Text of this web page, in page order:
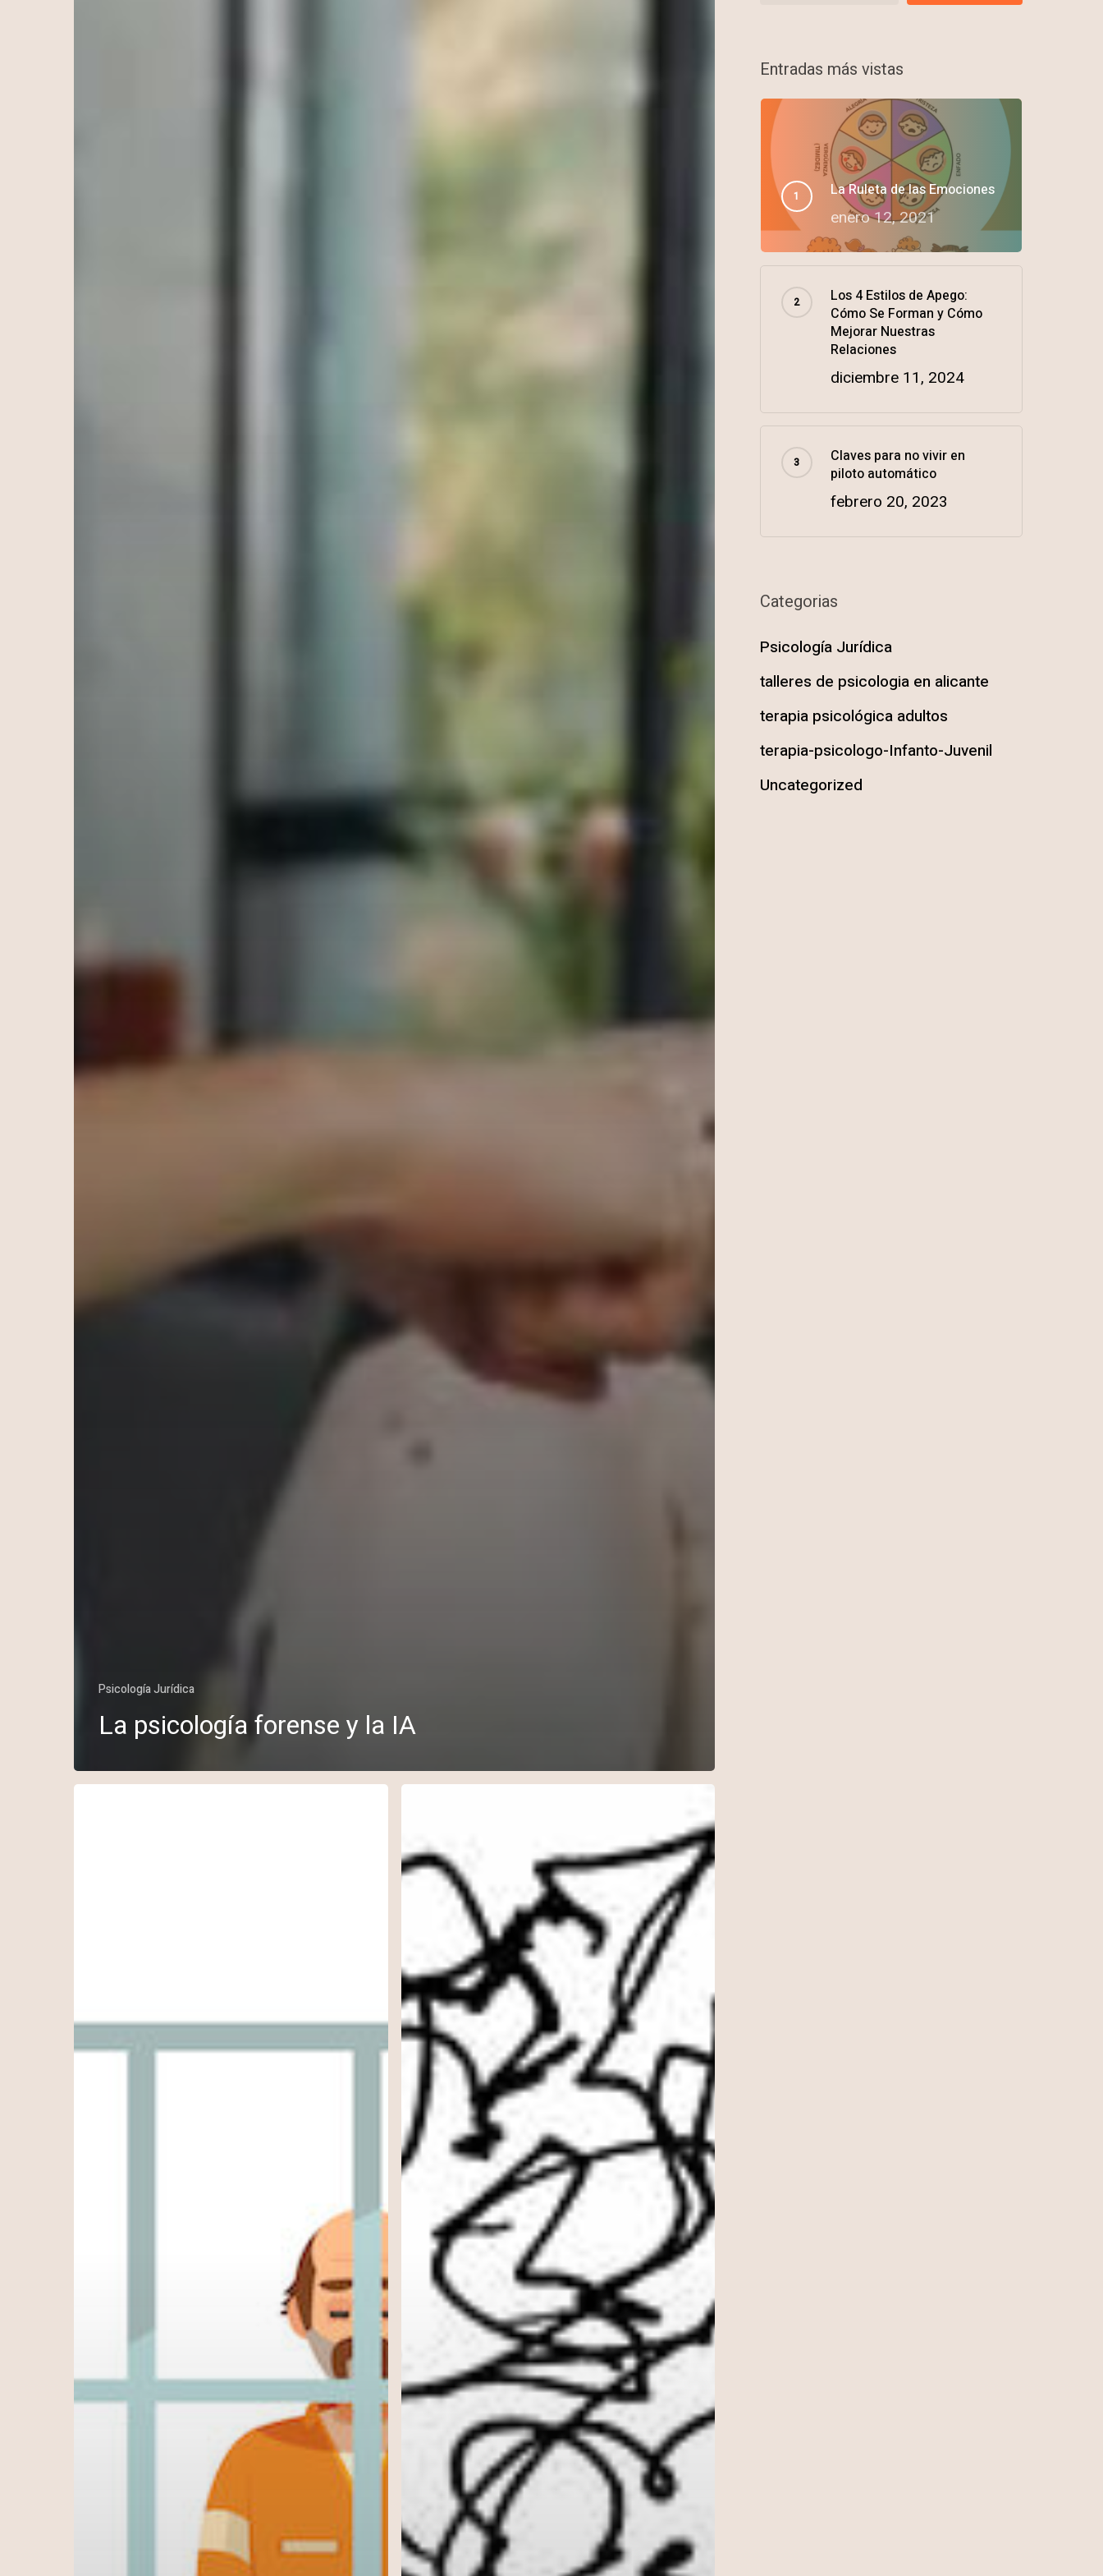
Psicología Jurídica
La psicología forense y la IA
Entradas más vistas
La Ruleta de las Emociones
enero 12, 2021
Los 4 Estilos de Apego:
Cómo Se Forman y Cómo
Mejorar Nuestras
Relaciones
diciembre 11, 2024
Claves para no vivir en
piloto automático
febrero 20, 2023
Categorias
Psicología Jurídica
talleres de psicologia en alicante
terapia psicológica adultos
terapia-psicologo-Infanto-Juvenil
Uncategorized